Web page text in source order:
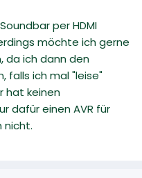
per HDMI
möchte ich gerne
da ich dann den
falls ich mal "leise"
hat keinen
dafür einen AVR für
nicht.